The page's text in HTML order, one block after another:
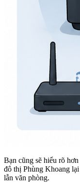
Bạn cũng sẽ hiểu rõ
đô thị Phùng Khoang
lẫn văn phòng.